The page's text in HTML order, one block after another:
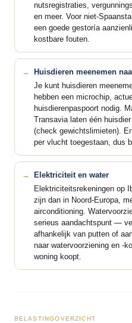
nutsregistraties,
en meer. Voor niet-
een goede gestoría
kostbare fouten.
Huisdieren meenemen
Je kunt huisdieren
hebben een microchip,
huisdierenpaspoort nodig.
Transavia laten één
(check gewichtslimieten).
per vlucht toegestaan, dus
Elektriciteit en water
Elektriciteitsrekeningen op
zijn dan in Noord-Europa,
airconditioning.
serieus aandachtspunt —
afhankelijk van putten of
naar watervoorziening en -
woning koopt.
BELASTINGOVERZICHT